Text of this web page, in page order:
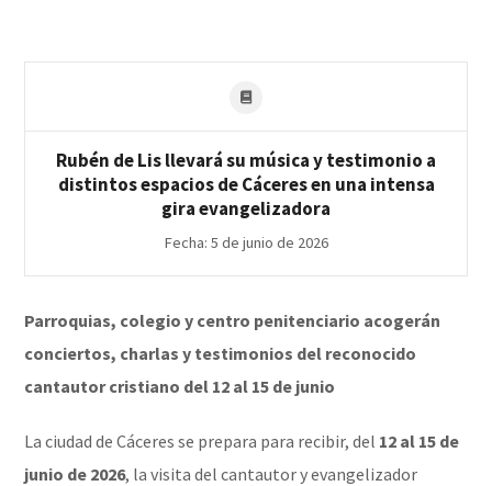
Rubén de Lis llevará su música y testimonio a
distintos espacios de Cáceres en una intensa
gira evangelizadora
Fecha: 5 de junio de 2026
Parroquias, colegio y centro penitenciario acogerán
conciertos, charlas y testimonios del reconocido
cantautor cristiano del 12 al 15 de junio
La ciudad de Cáceres se prepara para recibir, del 12 al 15 de
junio de 2026, la visita del cantautor y evangelizador